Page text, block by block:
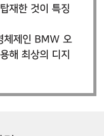
재한 것이 특징
체제인 BMW 오
해 최상의 디지